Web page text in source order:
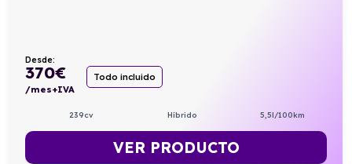
Desde:
370€
/mes+IVA
Todo incluido
239cv Híbrido 5,5l/100km
VER PRODUCTO